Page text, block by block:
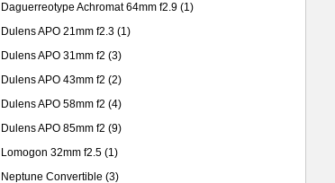
Daguerreotype Achromat 64mm f2.9 (1)
Dulens APO 21mm f2.3 (1)
Dulens APO 31mm f2 (3)
Dulens APO 43mm f2 (2)
Dulens APO 58mm f2 (4)
Dulens APO 85mm f2 (9)
Lomogon 32mm f2.5 (1)
Neptune Convertible (3)